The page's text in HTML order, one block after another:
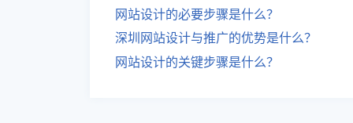
网站设计的必要步骤是什么？
深圳网站设计与推广的优势是什么？
网站设计的关键步骤是什么？